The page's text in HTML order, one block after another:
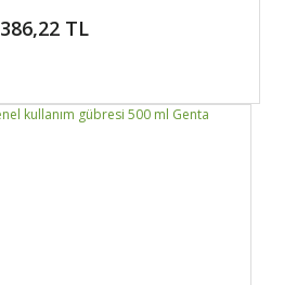
386,22 TL